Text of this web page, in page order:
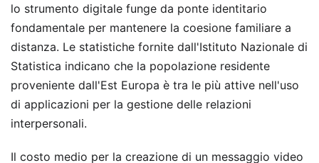
lo strumento digitale funge da ponte identitario
fondamentale per mantenere la coesione familiare a
distanza. Le statistiche fornite dall'Istituto Nazionale di
Statistica indicano che la popolazione residente
proveniente dall'Est Europa è tra le più attive nell'uso
di applicazioni per la gestione delle relazioni
interpersonali.
Il costo medio per la creazione di un messaggio video